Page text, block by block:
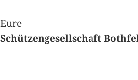
Eure
Schützengesellschaft